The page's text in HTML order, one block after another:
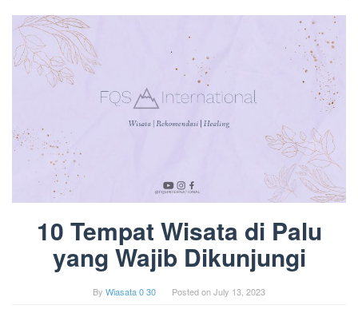
10 Tempat Wisata di Palu
yang Wajib Dikunjungi
By Wiasata 0 30 Posted onJuly 13, 2023